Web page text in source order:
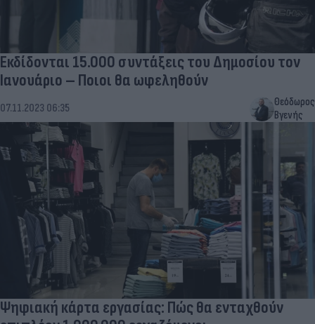
Εκδίδονται 15.000 συντάξεις του Δημοσίου τον
Ιανουάριο – Ποιοι θα ωφεληθούν
07.11.2023 06:35
Θεόδωρος
Βγενής
Ψηφιακή κάρτα εργασίας: Πώς θα ενταχθούν